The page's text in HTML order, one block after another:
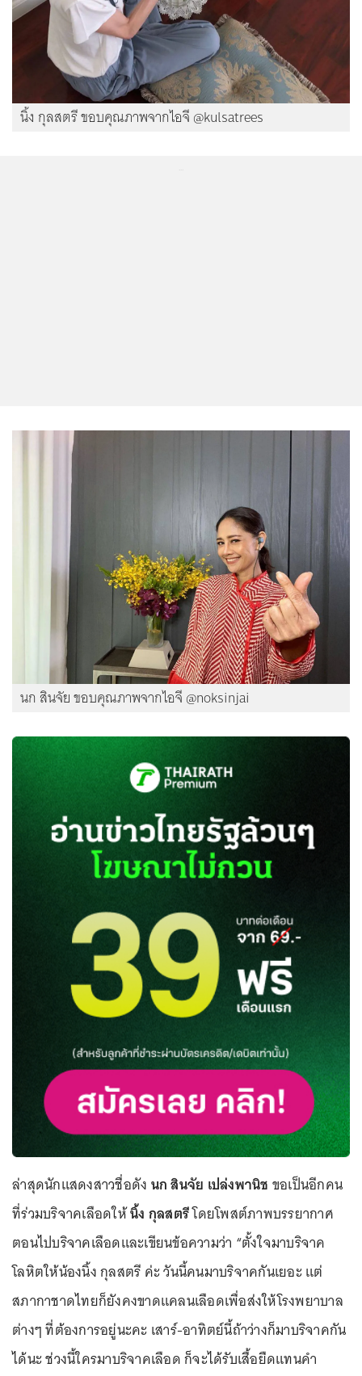
นิ้ง กุลสตรี ขอบคุณภาพจากไอจี @kulsatrees
นก สินจัย ขอบคุณภาพจากไอจี @noksinjai
ล่าสุดนักแสดงสาวชื่อดัง นก สินจัย เปล่งพานิช ขอเป็นอีกคน
ที่ร่วมบริจาคเลือดให้นิ้ง กุลสตรีโดยโพสต์ภาพบรรยากาศ
ตอนไปบริจาคเลือดและเขียนข้อความว่า “ตั้งใจมาบริจาค
โลหิตให้น้องนิ้ง กุลสตรี ค่ะ วันนี้คนมาบริจาคกันเยอะ แต่
สภากาชาดไทยก็ยังคงขาดแคลนเลือดเพื่อส่งให้โรงพยาบาล
ต่างๆ ที่ต้องการอยู่นะคะ เสาร์-อาทิตย์นี้ถ้าว่างก็มาบริจาคกัน
ได้นะ ช่วงนี้ใครมาบริจาคเลือด ก็จะได้รับเสื้อยืดแทนคำ